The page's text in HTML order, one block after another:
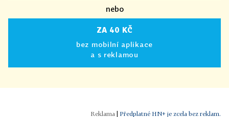
nebo
ZA 40 KČ
bez mobilní aplikace
a s reklamou
Předplatné HN+ je zcela bez reklam.